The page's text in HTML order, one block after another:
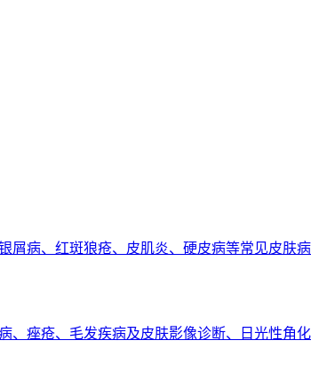
屑病、红斑狼疮、皮肌炎、硬皮病等常见皮肤
痤疮、毛发疾病及皮肤影像诊断、日光性角